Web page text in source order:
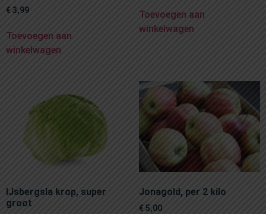
€ 3,99
Toevoegen aan
winkelwagen
Toevoegen aan
winkelwagen
IJsbergsla krop, super
groot
Jonagold, per 2 kilo
€5,00